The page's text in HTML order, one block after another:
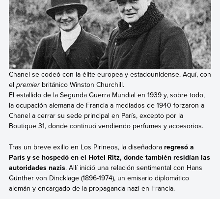
Chanel se codeó con la élite europea y estadounidense. Aquí, con
el premier británico Winston Churchill.
El estallido de la Segunda Guerra Mundial en 1939 y, sobre todo,
la ocupación alemana de Francia a mediados de 1940 forzaron a
Chanel a cerrar su sede principal en París, excepto por la
Boutique 31, donde continuó vendiendo perfumes y accesorios.
Tras un breve exilio en Los Pirineos, la diseñadora regresó a
París y se hospedó en el Hotel Ritz, donde también residían las
autoridades nazis. Allí inició una relación sentimental con Hans
Günther von Dincklage (1896-1974), un emisario diplomático
alemán y encargado de la propaganda nazi en Francia.